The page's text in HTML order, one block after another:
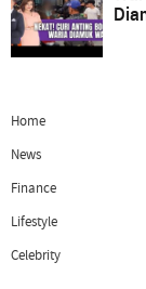
Home
News
Finance
Lifestyle
Celebrity